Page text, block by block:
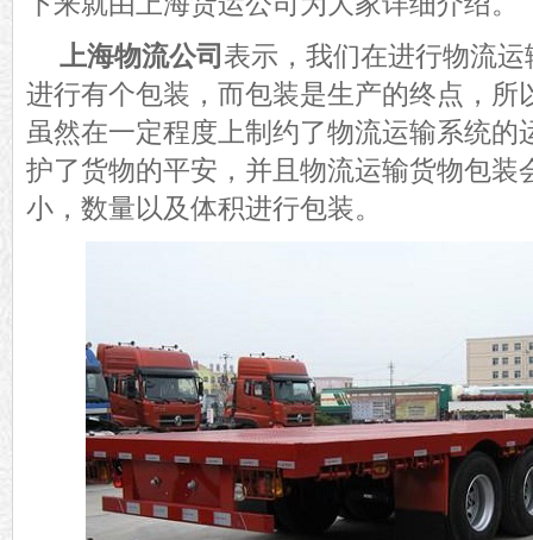
上海物流公司表示，我们在进行物流
进行有个包装，而包装是生产的终点，所
虽然在一定程度上制约了物流运输系统的
护了货物的平安，并且物流运输货物包装
小，数量以及体积进行包装。